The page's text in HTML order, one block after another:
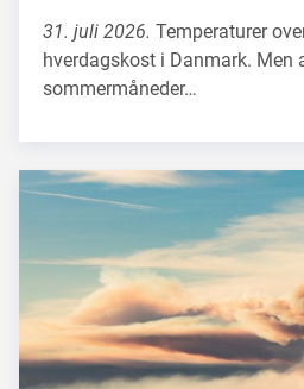
31. juli 2026. Temperaturer
hverdagskost i Danmark. Men
sommermåneder…